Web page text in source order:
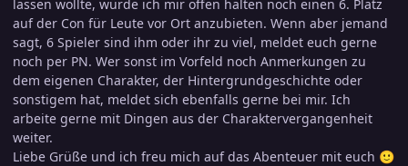
lassen wollte, würde ich mir offen halten noch einen 6. Platz
auf der Con für Leute vor Ort anzubieten. Wenn aber jemand
sagt, 6 Spieler sind ihm oder ihr zu viel, meldet euch gerne
noch per PN. Wer sonst im Vorfeld noch Anmerkungen zu
dem eigenen Charakter, der Hintergrundgeschichte oder
sonstigem hat, meldet sich ebenfalls gerne bei mir. Ich
arbeite gerne mit Dingen aus der Charaktervergangenheit
weiter.
Liebe Grüße und ich freu mich auf das Abenteuer mit euch 🙂